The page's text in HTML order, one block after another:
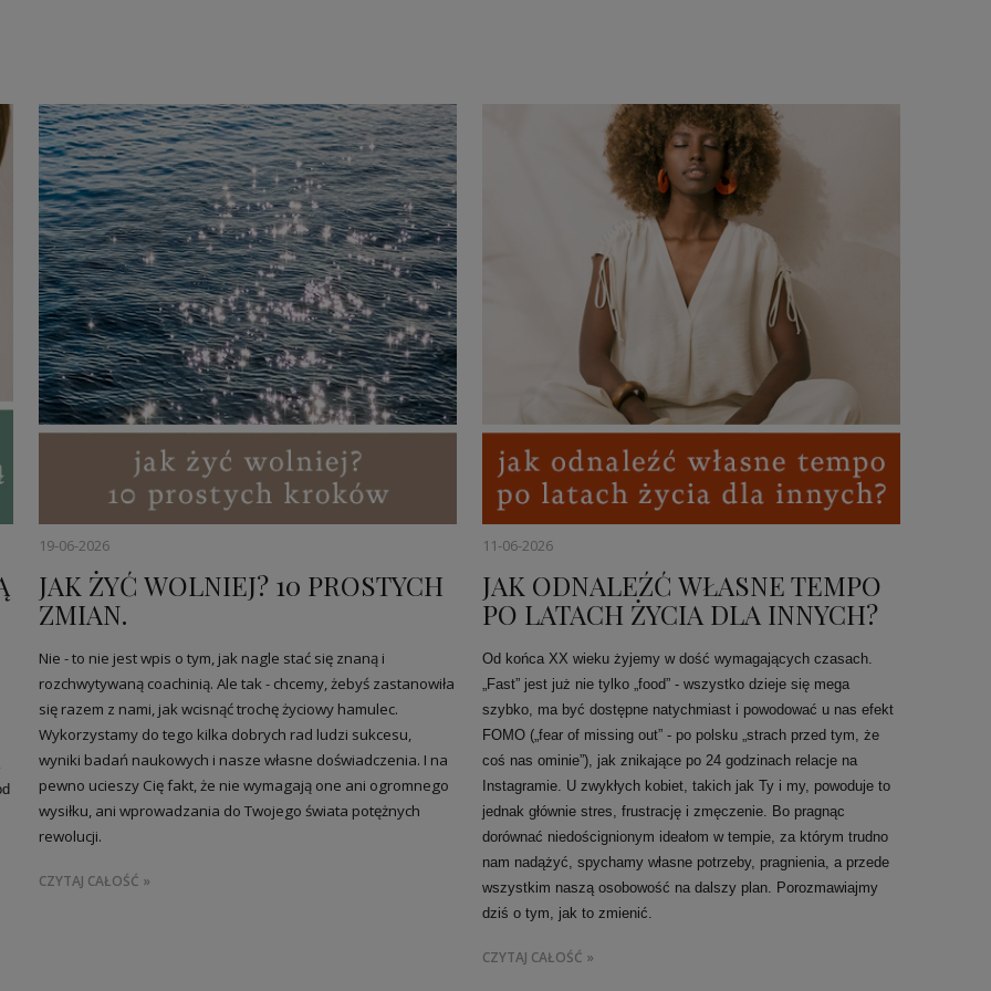
19-06-2026
JAK ŻYĆ WOLNIEJ? 10 PROSTYCH
ZMIAN.
Nie - to nie jest wpis o tym, jak nagle stać się znaną i
rozchwytywaną coachinią. Ale tak - chcemy, żebyś zastanowiła
się razem z nami, jak wcisnąć trochę życiowy hamulec.
Wykorzystamy do tego kilka dobrych rad ludzi sukcesu,
wyniki badań naukowych i nasze własne doświadczenia. I na
pewno ucieszy Cię fakt, że nie wymagają one ani ogromnego
wysiłku, ani wprowadzania do Twojego świata potężnych
rewolucji.
CZYTAJ CAŁOŚĆ »
11-06-2026
JAK ODNALEŹĆ WŁASNE TEMPO
PO LATACH ŻYCIA DLA INNYCH?
Od końca XX wieku żyjemy w dość wymagających czasach.
„Fast” jest już nie tylko „food” - wszystko dzieje się mega
szybko, ma być dostępne natychmiast i powodować u nas efekt
FOMO („fear of missing out” - po polsku „strach przed tym, że
coś nas ominie”), jak znikające po 24 godzinach relacje na
Instagramie. U zwykłych kobiet, takich jak Ty i my, powoduje to
jednak głównie stres, frustrację i zmęczenie. Bo pragnąc
dorównać niedoścignionym ideałom w tempie, za którym trudno
nam nadążyć, spychamy własne potrzeby, pragnienia, a przede
wszystkim naszą osobowość na dalszy plan. Porozmawiajmy
dziś o tym, jak to zmienić.
CZYTAJ CAŁOŚĆ »